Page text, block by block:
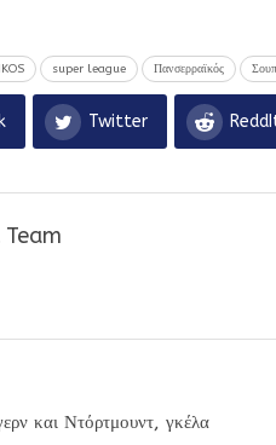
super league Πανσερραϊκός
Twitter
και Ντόρτμουντ, γκέλα